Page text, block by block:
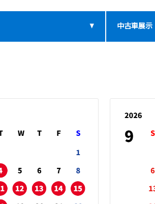
中古車展示